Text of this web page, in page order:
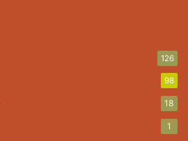
126
98
18
1